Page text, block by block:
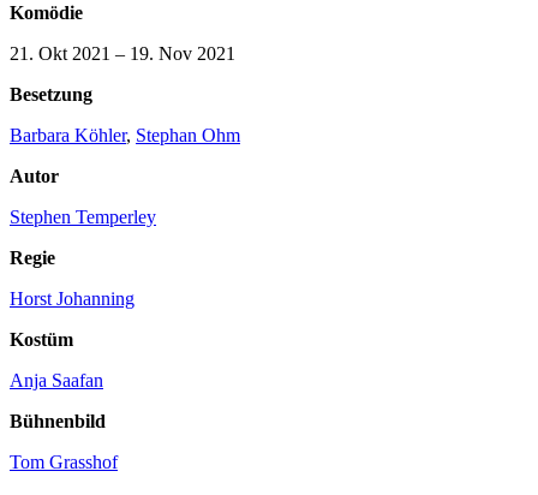
Komödie
21. Okt 2021 – 19. Nov 2021
Besetzung
Barbara Köhler, Stephan Ohm
Autor
Stephen Temperley
Regie
Horst Johanning
Kostüm
Anja Saafan
Bühnenbild
Tom Grasshof